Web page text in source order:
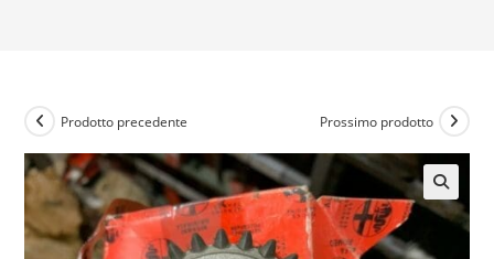
Prodotto precedente Prossimo prodotto